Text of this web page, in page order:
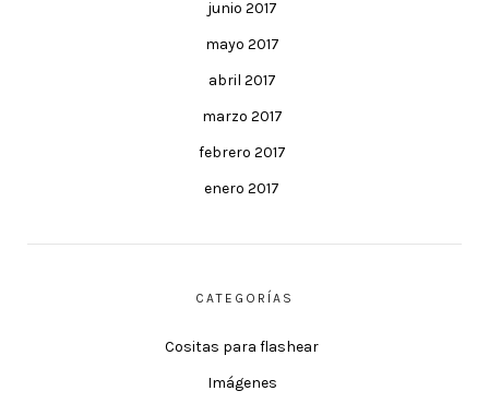
junio 2017
mayo 2017
abril 2017
marzo 2017
febrero 2017
enero 2017
CATEGORÍAS
Cositas para flashear
Imágenes